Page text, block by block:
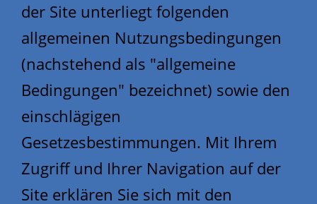
der Site unterliegt folgenden
allgemeinen Nutzungsbedingungen
(nachstehend als "allgemeine
Bedingungen" bezeichnet) sowie den
einschlägigen
Gesetzesbestimmungen. Mit Ihrem
Zugriff und Ihrer Navigation auf der
Site erklären Sie sich mit den